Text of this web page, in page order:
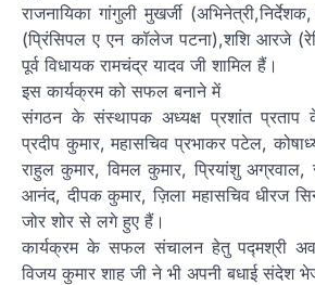
राजनायिका गांगुली मुखर्जी
(प्रिंसिपल ए एन कॉलेज पटना),शशि आरजे
पूर्व विधायक रामचंद्र यादव जी शामिल हैं।
इस कार्यक्रम को सफल बनाने में
संगठन के संस्थापक अध्यक्ष प्रशांत प्रताप
प्रदीप कुमार, महासचिव प्रभाकर पटेल,
राहुल कुमार, विमल कुमार, प्रियांशु अग्रवाल,
आनंद, दीपक कुमार, ज़िला महासचिव धीरज
जोर शोर से लगे हुए हैं।
कार्यक्रम के सफल संचालन हेतु पद्मश्री
विजय कुमार शाह जी ने भी अपनी बधाई संदेश